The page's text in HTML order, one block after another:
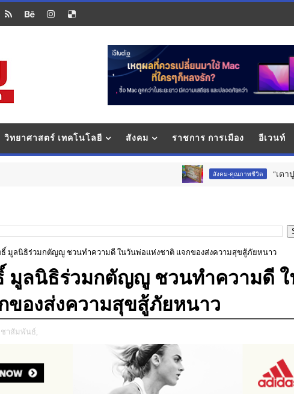
วิทยาศาสตร์ เทคโนโลยี สังคม ราชการ การเมือง อีเวนท์
สังคม-คุณภาพชีวิต “เตาปูนโมเดล" เกมรุก
มูลนิธิร่วมกตัญญู ชวนทำความดี ในวันพ่อแห่งชาติ แจกของส่งความสุขสู้ภัยหนาว
มูลนิธิร่วมกตัญญู ชวนทำความดี
ของส่งความสุขสู้ภัยหนาว
ชาสัมพันธ์,